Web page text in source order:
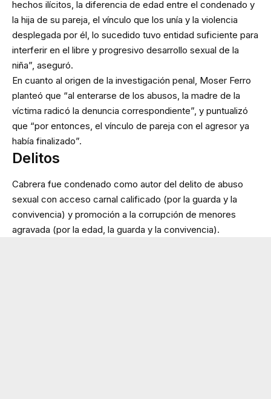
hechos ilícitos, la diferencia de edad entre el condenado y
la hija de su pareja, el vínculo que los unía y la violencia
desplegada por él, lo sucedido tuvo entidad suficiente para
interferir en el libre y progresivo desarrollo sexual de la
niña”, aseguró.
En cuanto al origen de la investigación penal, Moser Ferro
planteó que “al enterarse de los abusos, la madre de la
víctima radicó la denuncia correspondiente”, y puntualizó
que “por entonces, el vínculo de pareja con el agresor ya
había finalizado”.
Delitos
Cabrera fue condenado como autor del delito de abuso
sexual con acceso carnal calificado (por la guarda y la
convivencia) y promoción a la corrupción de menores
agravada (por la edad, la guarda y la convivencia).